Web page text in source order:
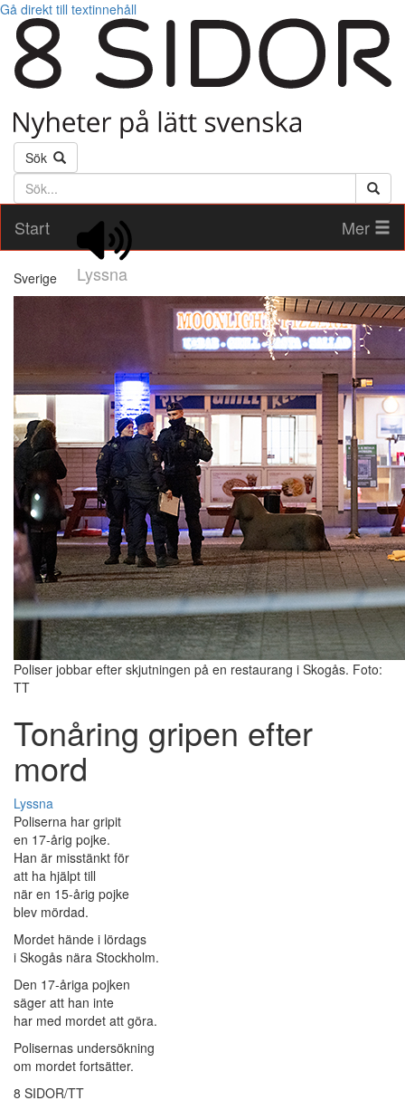
Gå direkt till textinnehåll
Sök
Söktext
Start
Lyssna
Mer
Sverige
Poliser jobbar efter skjutningen på en restaurang i Skogås. Foto:
TT
Tonåring gripen efter
mord
Lyssna
Poliserna har gripit
en 17-årig pojke.
Han är misstänkt för
att ha hjälpt till
när en 15-årig pojke
blev mördad.
Mordet hände i lördags
i Skogås nära Stockholm.
Den 17-åriga pojken
säger att han inte
har med mordet att göra.
Polisernas undersökning
om mordet fortsätter.
8 SIDOR/TT